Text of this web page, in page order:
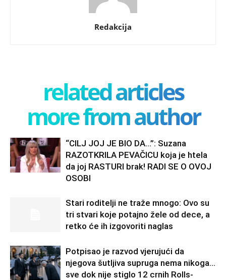
Redakcija
related articles
more from author
“CILJ JOJ JE BIO DA…”: Suzana
RAZOTKRILA PEVAČICU koja je htela
da joj RASTURI brak! RADI SE O OVOJ
OSOBI
Stari roditelji ne traže mnogo: Ovo su
tri stvari koje potajno žele od dece, a
retko će ih izgovoriti naglas
Potpisao je razvod vjerujući da
njegova šutljiva supruga nema nikoga…
sve dok nije stiglo 12 crnih Rolls-